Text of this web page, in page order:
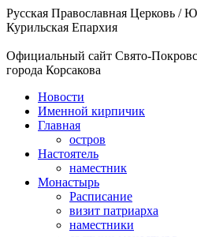
Русская Православная Церковь /
Курильская Епархия
Официальный сайт Свято-
города Корсакова
Новости
Именной кирпичик
Главная
остров
Настоятель
наместник
Монастырь
Расписание
визит патриарха
наместники